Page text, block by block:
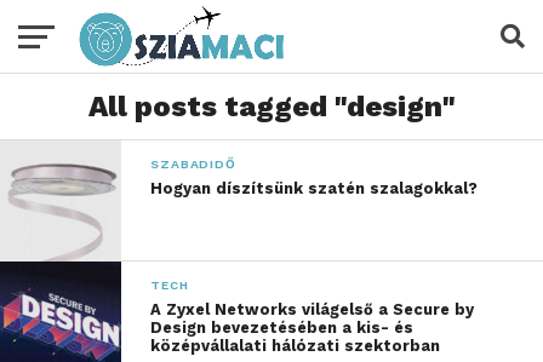
All posts tagged "design"
SZABADIDŐ
Hogyan díszítsünk szatén szalagokkal?
TECH
A Zyxel Networks világelső a Secure by
Design bevezetésében a kis- és
középvállalati hálózati szektorban